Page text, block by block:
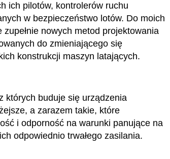
ich pilotów, kontrolerów ruchu
w bezpieczeństwo lotów. Do moich
nowych metod projektowania
do zmieniającego się
konstrukcji maszyn latających.
których buduje się urządzenia
a zarazem takie, które
i odporność na warunki panujące na
odpowiednio trwałego zasilania.